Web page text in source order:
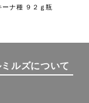
ーナ種 ９２ｇ瓶
ルズについて